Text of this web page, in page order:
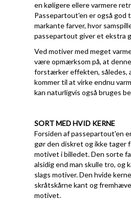
en køligere ellere varmere
Passepartout'en er også god
markante farver, hvor
passepartout giver et ekstra
Ved motiver med meget
være opmærksom på, at
forstærker effekten, således,
kommer til at virke endnu
kan naturligvis også bruges
SORT MED HVID KERNE
Forsiden af passepartout'en
gør den diskret og ikke tager
motivet i billedet. Den sorte
alsidig end man skulle tro, og
slags motiver. Den hvide
skråtskårne kant og
motivet.